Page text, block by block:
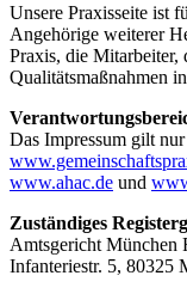
Unsere Praxisseite ist
Angehörige weiterer
Praxis, die Mitarbeiter,
Qualitätsmaßnahmen
Das Impressum gilt
www.ahac.de und
Zuständiges
Amtsgericht München
Infanteriestr. 5, 80325